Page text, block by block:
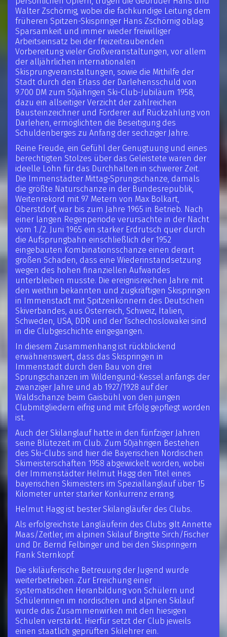
Walter Zschörnig, wobei die fachkundige Leitung dem
früheren Spitzen-Skispringer Hans Zschörnig oblag.
Sparsamkeit und immer wieder freiwilliger
Arbeitseinsatz bei der freizeitraubenden
Vorbereitung vieler Großveranstaltungen, vor allem
der alljährlichen internationalen
Skisprungveranstaltungen, sowie die Mithilfe der
Stadt durch den Erlass der Darlehensschuld von
9.700 DM zum 50jährigen Ski-Club-Jubiläum 1958,
dazu ein allseitiger Verzicht der zahlreichen
Bausteinzeichner und Förderer auf Rückzahlung von
Darlehen, ermöglichten die Beseitigung des
Schuldenberges zu Anfang der sechziger Jahre.
Reine Freude, ein Gefühl der Genugtuung und eines
berechtigten Stolzes über das Geleistete waren der
ideelle Lohn für das Durchhalten in schwerer Zeit.
Die Immenstädter Mittag-Sprungschanze, damals
die größte Naturschanze in der Bundesrepublik,
Weitenrekord mit 97 Metern von Max Bolkart,
Oberstdorf, war bis zum Jahre 1965 in Betrieb. Nach
einer langen Regenperiode verursachte in der Nacht
vom 1./2. Juni 1965 ein starker Erdrutsch quer durch
die Aufsprungbahn einschließlich der 1952
eingebauten Kombinationsschanze einen derart
großen Schaden, dass eine Wiederinstandsetzung
wegen des hohen finanziellen Aufwandes
unterbleiben musste. Die ereignisreichen Jahre mit
den weithin bekannten und zugkräftigen Skispringen
in Immenstadt mit Spitzenkönnern des Deutschen
Skiverbandes, aus Österreich, Schweiz, Italien,
Schweden, USA, DDR und der Tschechoslowakei sind
in die Clubgeschichte eingegangen.
In diesem Zusammenhang ist rückblickend
erwähnenswert, dass das Skispringen in
Immenstadt durch den Bau von drei
Sprungschanzen im Wildengund-Kessel anfangs der
zwanziger Jahre und ab 1927/1928 auf der
Waldschanze beim Gaisbühl von den jungen
Clubmitgliedern eifrig und mit Erfolg gepflegt worden
ist.
Auch der Skilanglauf hatte in den fünfziger Jahren
seine Blütezeit im Club. Zum 50jährigen Bestehen
des Ski-Clubs sind hier die Bayerischen Nordischen
Skimeisterschaften 1958 abgewickelt worden, wobei
der Immenstädter Helmut Hagg den Titel eines
bayerischen Skimeisters im Speziallanglauf über 15
Kilometer unter starker Konkurrenz errang.
Helmut Hagg ist bester Skilangläufer des Clubs.
Als erfolgreichste Langläuferin des Clubs gilt Annette
Maas/Zeitler, im alpinen Skilauf Brigitte Sirch/Fischer
und Dr. Bernd Felbinger und bei den Skispringern
Frank Sternkopf.
Die skiläuferische Betreuung der Jugend wurde
weiterbetrieben. Zur Erreichung einer
systematischen Heranbildung von Schülern und
Schülerinnen im nordischen und alpinen Skilauf
wurde das Zusammenwirken mit den hiesigen
Schulen verstärkt. Hierfür setzt der Club jeweils
einen staatlich geprüften Skilehrer ein.